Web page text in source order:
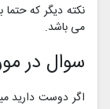
نکته دیگر که حتما
می باشد.
سوال در
اگر دوست دارید